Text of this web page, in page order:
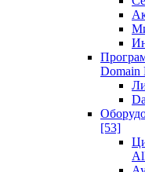
Domain
[53]